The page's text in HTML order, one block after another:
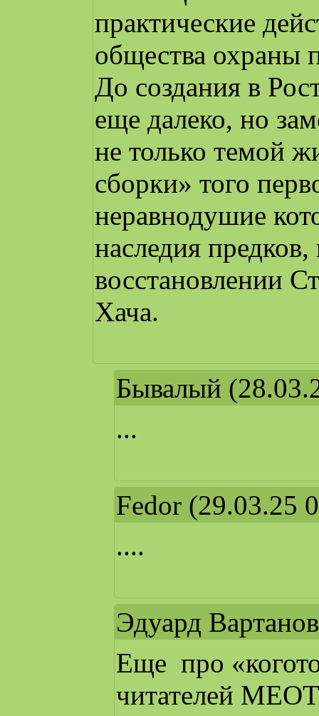
практические
общества охраны
До создания в
еще далеко, но
не только темой
сборки» того
неравнодушие
наследия предков,
восстановлении
Хача.
Бывалый
...
Fedor (29.03.25
....
Эдуард Вартанов
Еще про
читателей